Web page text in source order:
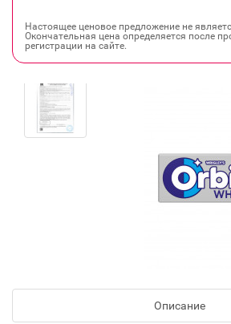
Настоящее ценовое предложение не
Окончательная цена определяется после
регистрации на сайте.
Описание